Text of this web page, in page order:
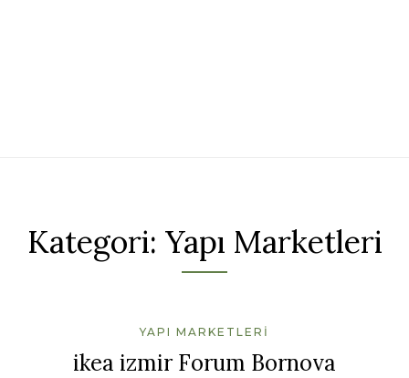
Kategori: Yapı Marketleri
YAPI MARKETLERI
ikea izmir Forum Bornova